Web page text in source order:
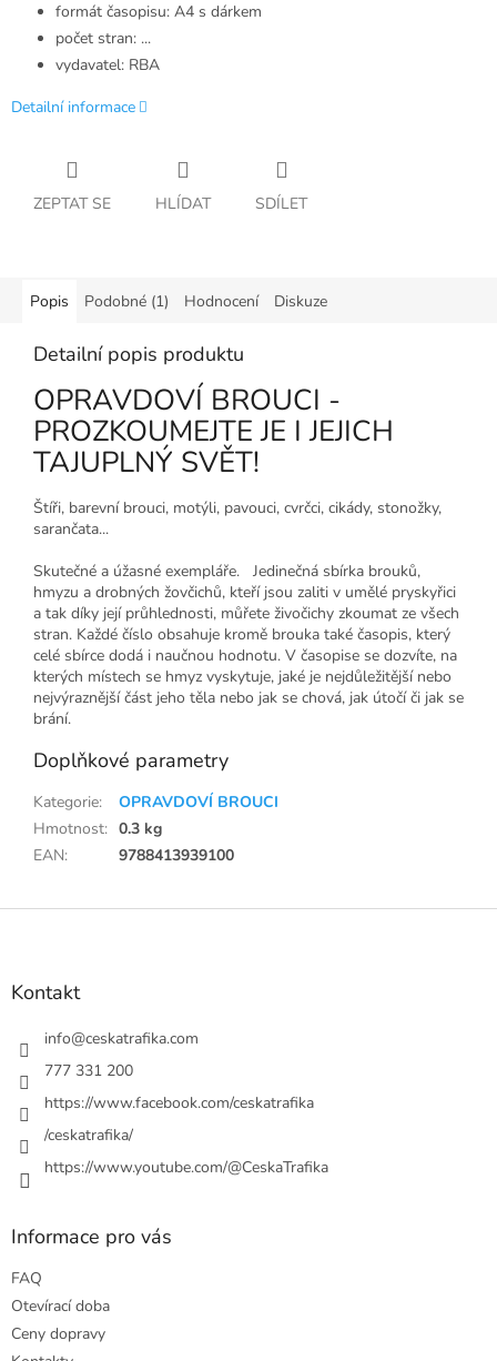
formát časopisu: A4 s dárkem
počet stran: ...
vydavatel: RBA
Detailní informace
ZEPTAT SE HLÍDAT SDÍLET
Popis Podobné (1) Hodnocení Diskuze
Detailní popis produktu
OPRAVDOVÍ BROUCI -
PROZKOUMEJTE JE I JEJICH
TAJUPLNÝ SVĚT!
Štíři, barevní brouci, motýli, pavouci, cvrčci, cikády, stonožky,
sarančata...
Skutečné a úžasné exempláře. Jedinečná sbírka brouků,
hmyzu a drobných žovčichů, kteří jsou zaliti v umělé pryskyřici
a tak díky její průhlednosti, můřete živočichy zkoumat ze všech
stran. Každé číslo obsahuje kromě brouka také časopis, který
celé sbírce dodá i naučnou hodnotu. V časopise se dozvíte, na
kterých místech se hmyz vyskytuje, jaké je nejdůležitější nebo
nejvýraznější část jeho těla nebo jak se chová, jak útočí či jak se
brání.
Doplňkové parametry
Kategorie:
OPRAVDOVÍ BROUCI
Hmotnost: 0.3 kg
EAN: 9788413939100
Z
Kontakt
info@ceskatrafika.com
777 331 200
https://www.facebook.com/ceskatrafika
/ceskatrafika/
https://www.youtube.com/@CeskaTrafika
Informace pro vás
FAQ
Otevírací doba
Ceny dopravy